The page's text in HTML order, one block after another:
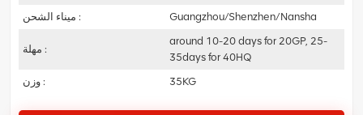
ميناء الشحن :
Guangzhou/Shenzhen/Nansha
مهلة :
around 10-20 days for 20GP, 25-
35days for 40HQ
وزن :
35KG